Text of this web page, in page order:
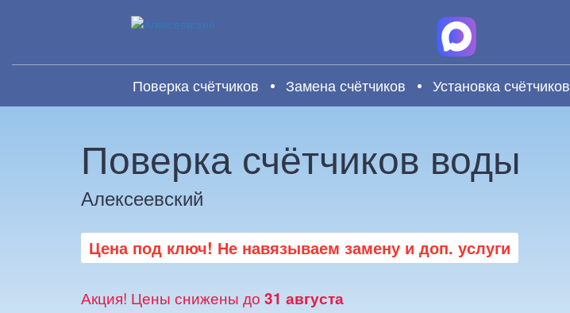
Поверка счётчиков Замена счётчиков Установка счётчиков
Поверка счётчиков воды
Алексеевский
Цена под ключ! Не навязываем замену и доп. услуги
Акция! Цены снижены до 31 августа